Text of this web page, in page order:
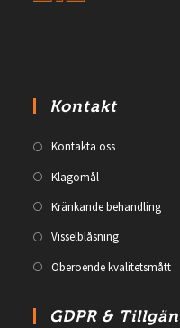
Kontakt
Kontakta oss
Klagomål
Kränkande behandling
Visselblåsning
Oberoende kvalitetsmått
GDPR &